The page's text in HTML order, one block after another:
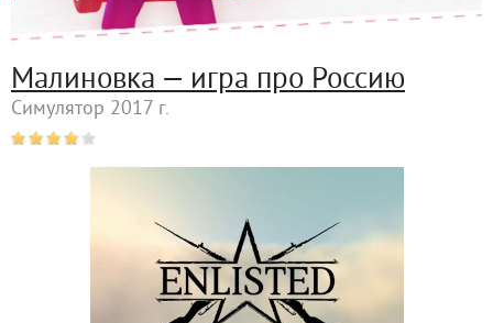
Малиновка — игра про Россию
Симулятор 2017 г.